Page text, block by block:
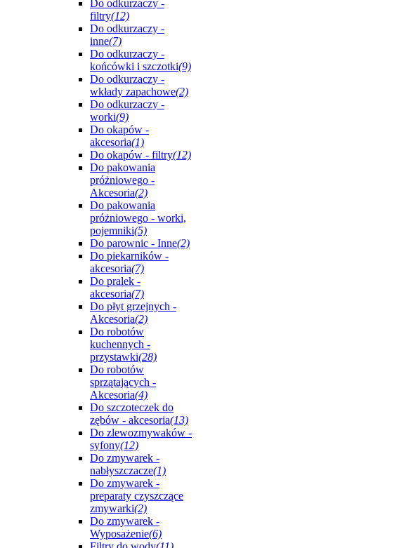
Do odkurzaczy -
filtry(12)
Do odkurzaczy -
inne(7)
Do odkurzaczy -
końcówki i szczotki(9)
Do odkurzaczy -
wkłady zapachowe(2)
Do odkurzaczy -
worki(9)
Do okapów -
akcesoria(1)
Do okapów - filtry(12)
Do pakowania
próżniowego -
Akcesoria(2)
Do pakowania
próżniowego - worki,
pojemniki(5)
Do parownic - Inne(2)
Do piekarników -
akcesoria(7)
Do pralek -
akcesoria(7)
Do płyt grzejnych -
Akcesoria(2)
Do robotów
kuchennych -
przystawki(28)
Do robotów
sprzątających -
Akcesoria(4)
Do szczoteczek do
zębów - akcesoria(13)
Do zlewozmywaków -
syfony(12)
Do zmywarek -
nabłyszczacze(1)
Do zmywarek -
preparaty czyszczące
zmywarki(2)
Do zmywarek -
Wyposażenie(6)